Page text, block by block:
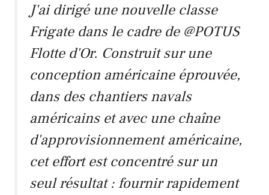
J'ai dirigé une nouvelle classe
Frigate dans le cadre de @POTUS
Flotte d'Or. Construit sur une
conception américaine éprouvée,
dans des chantiers navals
américains et avec une chaîne
d'approvisionnement américaine,
cet effort est concentré sur un
seul résultat : fournir rapidement